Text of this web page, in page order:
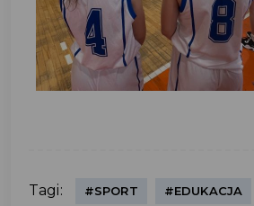
Tagi: #SPORT #EDUKACJA